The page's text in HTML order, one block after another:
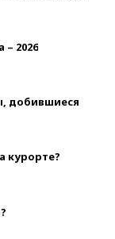
– 2026
добившиеся
курорте?